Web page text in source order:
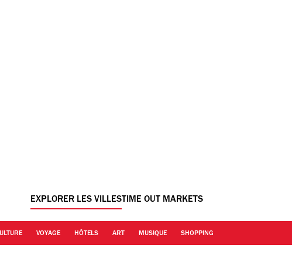
EXPLORER LES VILLESTIME OUT MARKETS
VOYAGE HÔTELS ART MUSIQUE SHOPPING